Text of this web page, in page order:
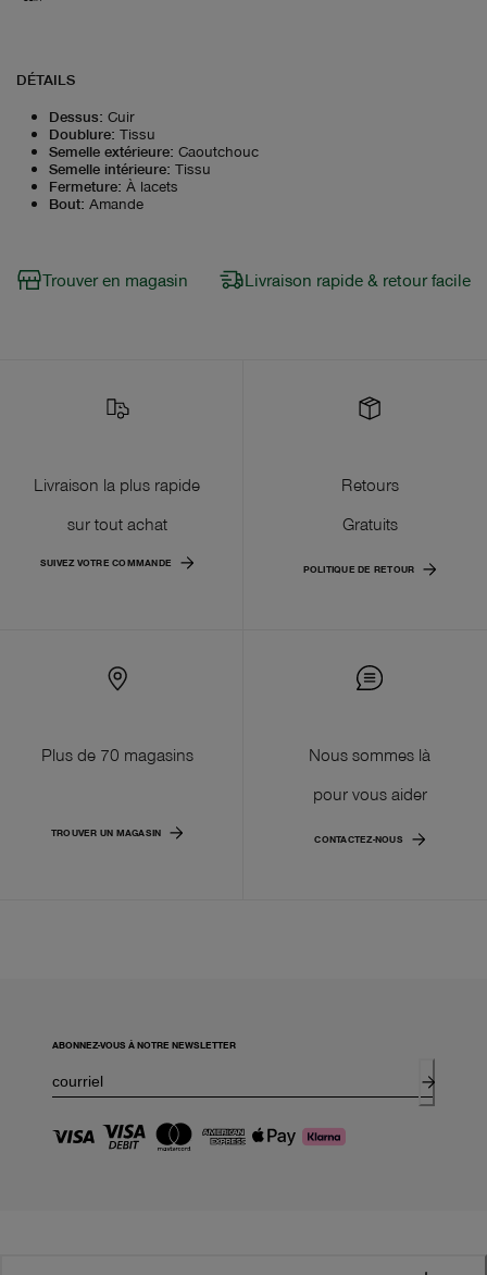
DÉTAILS
Dessus: Cuir
Doublure: Tissu
Semelle extérieure: Caoutchouc
Semelle intérieure: Tissu
Fermeture: À lacets
Bout: Amande
Trouver en magasin Livraison rapide & retour facile
Livraison la plus rapide
sur tout achat
SUIVEZ VOTRE COMMANDE
Retours
Gratuits
POLITIQUE DE RETOUR
Plus de 70 magasins
TROUVER UN MAGASIN
Nous sommes là
pour vous aider
CONTACTEZ-NOUS
ABONNEZ-VOUS À NOTRE NEWSLETTER